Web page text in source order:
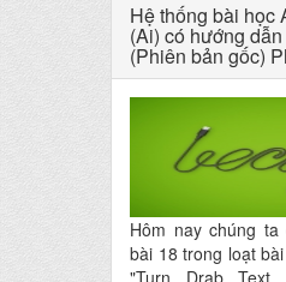
Hệ thống bài học
(Ai) có hướng
(Phiên bản gốc)
Hôm nay chúng
bài 18 trong loạt
"Turn Drab Text